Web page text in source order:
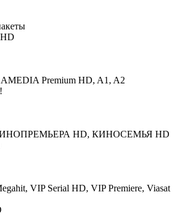
Premium HD, A1, A2
HD, КИНОСЕМЬЯ HD
VIP Serial HD, VIP Premiere, Viasat